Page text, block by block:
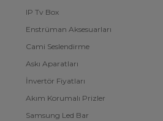
IP Tv Box
Enstrüman Aksesuarları
Cami Seslendirme
Askı Aparatları
İnvertör Fiyatları
Akım Korumalı Prizler
Samsung Led Bar